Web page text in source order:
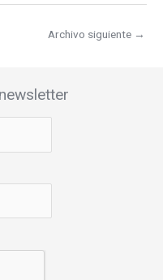
Archivo siguiente →